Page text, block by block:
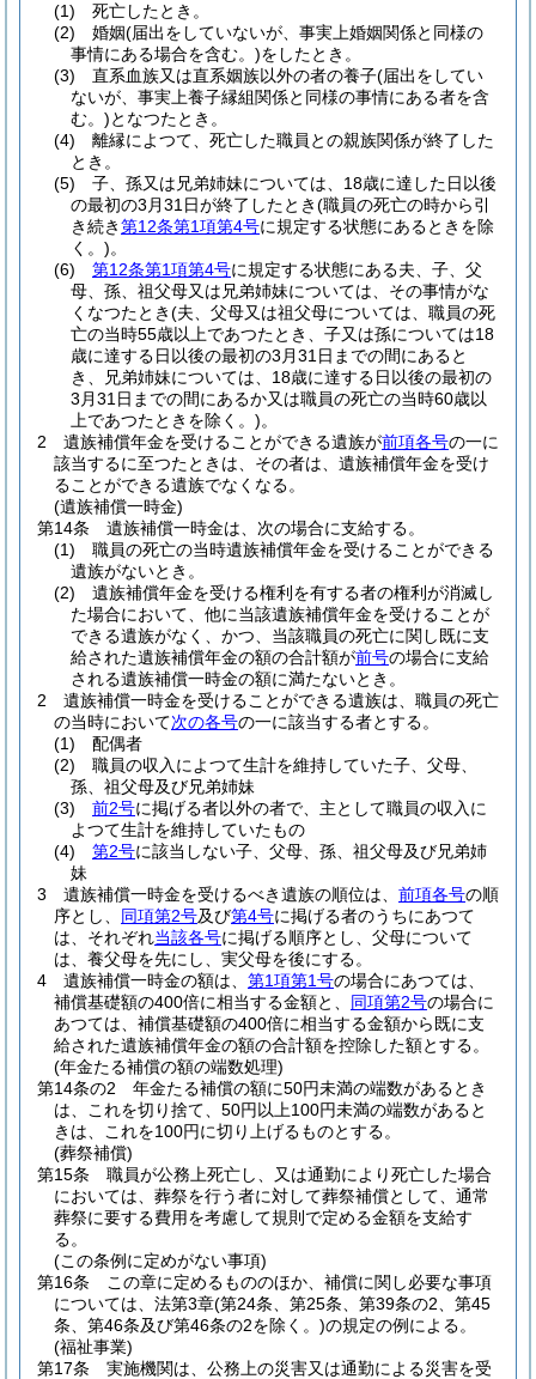
(1)
死亡したとき。
(2)
婚姻(届出をしていないが、事実上婚姻関係と同様の
事情にある場合を含む。)をしたとき。
(3)
直系血族又は直系姻族以外の者の養子(届出をしてい
ないが、事実上養子縁組関係と同様の事情にある者を含
む。)となつたとき。
(4)
離縁によつて、死亡した職員との親族関係が終了した
とき。
(5)
子、孫又は兄弟姉妹については、18歳に達した日以後
の最初の3月31日が終了したとき(職員の死亡の時から引
き続き第12条第1項第4号に規定する状態にあるときを除
く。)。
(6)
第12条第1項第4号に規定する状態にある夫、子、父
母、孫、祖父母又は兄弟姉妹については、その事情がな
くなつたとき(夫、父母又は祖父母については、職員の死
亡の当時55歳以上であつたとき、子又は孫については18
歳に達する日以後の最初の3月31日までの間にあると
き、兄弟姉妹については、18歳に達する日以後の最初の
3月31日までの間にあるか又は職員の死亡の当時60歳以
上であつたときを除く。)。
2
遺族補償年金を受けることができる遺族が前項各号の一に
該当するに至つたときは、その者は、遺族補償年金を受け
ることができる遺族でなくなる。
(遺族補償一時金)
第14条
遺族補償一時金は、次の場合に支給する。
(1)
職員の死亡の当時遺族補償年金を受けることができる
遺族がないとき。
(2)
遺族補償年金を受ける権利を有する者の権利が消滅し
た場合において、他に当該遺族補償年金を受けることが
できる遺族がなく、かつ、当該職員の死亡に関し既に支
給された遺族補償年金の額の合計額が前号の場合に支給
される遺族補償一時金の額に満たないとき。
2
遺族補償一時金を受けることができる遺族は、職員の死亡
の当時において次の各号の一に該当する者とする。
(1)
配偶者
(2)
職員の収入によつて生計を維持していた子、父母、
孫、祖父母及び兄弟姉妹
(3)
前2号に掲げる者以外の者で、主として職員の収入に
よつて生計を維持していたもの
(4)
第2号に該当しない子、父母、孫、祖父母及び兄弟姉
妹
3
遺族補償一時金を受けるべき遺族の順位は、 前項各号の順
序とし、 同項第2号及び第4号に掲げる者のうちにあつて
は、それぞれ当該各号に掲げる順序とし、父母について
は、養父母を先にし、実父母を後にする。
4
遺族補償一時金の額は、 第1項第1号の場合にあつては、
補償基礎額の400倍に相当する金額と、 同項第2号の場合に
あつては、補償基礎額の400倍に相当する金額から既に支
給された遺族補償年金の額の合計額を控除した額とする。
(年金たる補償の額の端数処理)
第14条の2
年金たる補償の額に50円未満の端数があるとき
は、これを切り捨て、50円以上100円未満の端数があると
きは、これを100円に切り上げるものとする。
(葬祭補償)
第15条
職員が公務上死亡し、又は通勤により死亡した場合
においては、葬祭を行う者に対して葬祭補償として、通常
葬祭に要する費用を考慮して規則で定める金額を支給す
る。
(この条例に定めがない事項)
第16条
この章に定めるもののほか、補償に関し必要な事項
については、法第3章(第24条、第25条、第39条の2、第45
条、第46条及び第46条の2を除く。)の規定の例による。
(福祉事業)
第17条
実施機関は、公務上の災害又は通勤による災害を受